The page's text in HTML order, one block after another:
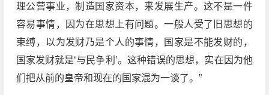
理公营事业，制造国家资本，来发展生产。这不是一件
容易事情，因为在思想上有问题。一般人受了旧思想的
束缚，以为发财乃是个人的事情，国家是不能发财的，
国家发财就是‘与民争利’。这种错误的思想，实在因为他
们把从前的皇帝和现在的国家混为一谈了。”